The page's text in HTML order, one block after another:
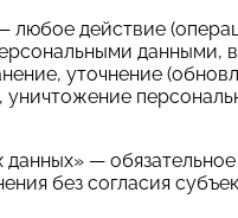
любое действие
данными,
уточнение
уничтожение
данных» —
без согласия